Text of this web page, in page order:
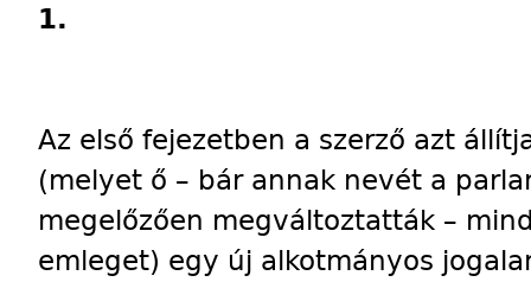
1.
Az első fejezetben a szerző azt
(melyet ő – bár annak nevét a
megelőzően megváltoztatták –
emleget) egy új alkotmányos